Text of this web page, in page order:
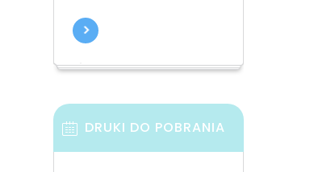
DRUKI DO POBRANIA